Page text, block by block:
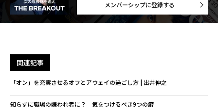
メンバーシップに登録する
関連記事
「オン」を充実させるオフとアウェイの過ごし方 | 出井伸之
知らずに職場の嫌われ者に？ 気をつけるべき9つの癖